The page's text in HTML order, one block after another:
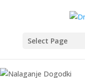
Select Page